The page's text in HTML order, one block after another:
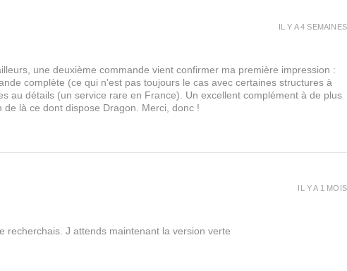
une deuxième commande vient confirmer ma première impression :
complète (ce qui n'est pas toujours le cas avec certaines structures à
au détails (un service rare en France). Un excellent complément à de plus
là ce dont dispose Dragon. Merci, donc !
IL Y A 4 SEMAINES
recherchais. J attends maintenant la version verte
IL Y A 1 MOIS